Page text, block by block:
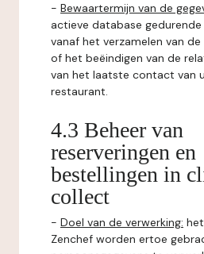
- Bewaartermijn van de
actieve database
vanaf het verzamelen van
of het beëindigen van de
van het laatste contact van
restaurant.
4.3 Beheer van
reserveringen en
bestellingen in
collect
- Doel van de verwerking:
Zenchef worden ertoe